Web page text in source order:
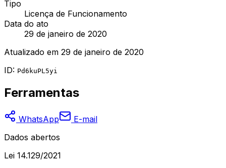
Tipo
Licença de Funcionamento
Data do ato
29 de janeiro de 2020
Atualizado em 29 de janeiro de 2020
ID: Pd6kuPL5yi
Ferramentas
WhatsApp
E-mail
Dados abertos
Lei 14.129/2021